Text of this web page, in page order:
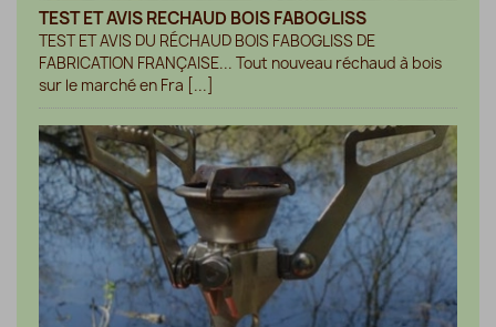
TEST ET AVIS RECHAUD BOIS FABOGLISS
TEST ET AVIS DU RÉCHAUD BOIS FABOGLISS DE
FABRICATION FRANÇAISE... Tout nouveau réchaud à bois
sur le marché en Fra [...]